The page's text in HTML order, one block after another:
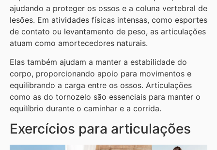
ajudando a proteger os ossos e a coluna vertebral de
lesões. Em atividades físicas intensas, como esportes
de contato ou levantamento de peso, as articulações
atuam como amortecedores naturais.
Elas também ajudam a manter a estabilidade do
corpo, proporcionando apoio para movimentos e
equilibrando a carga entre os ossos. Articulações
como as do tornozelo são essenciais para manter o
equilíbrio durante o caminhar e a corrida.
Exercícios para articulações